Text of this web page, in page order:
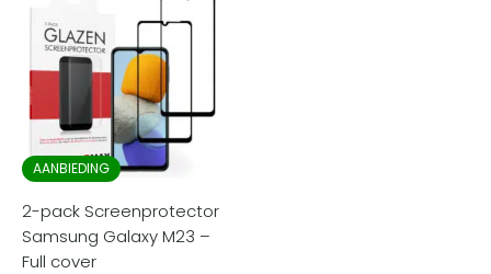
AANBIEDING
2-pack Screenprotector
Samsung Galaxy M23 –
Full cover